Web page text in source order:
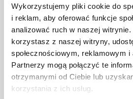
Wykorzystujemy pliki cookie do
i reklam, aby oferować funkcje
analizować ruch w naszej
korzystasz z naszej witryny,
społecznościowym, reklamowym i
Partnerzy mogą połączyć te
otrzymanymi od Ciebie lub
korzystania z ich usług.
JAK WYGLĄDA PRACA
PROJEKTOWYCH W
Project management (czyli
to szereg czynności mających
wszystkich związanych z danym
Zajmują się nim osoby